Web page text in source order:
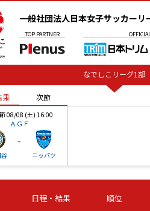
一般社団法人日本女子サッカーリ
TOP PARTNER
なでしこリーグ1部
果 次節
08/08 (土) 16:00
ＡＧＦ
谷
-
ニッパツ
09/05 (土) 15:00
ニッパツ
第16節 09/05 (土) 15:00
石人の星
次節
日程・結果 順位